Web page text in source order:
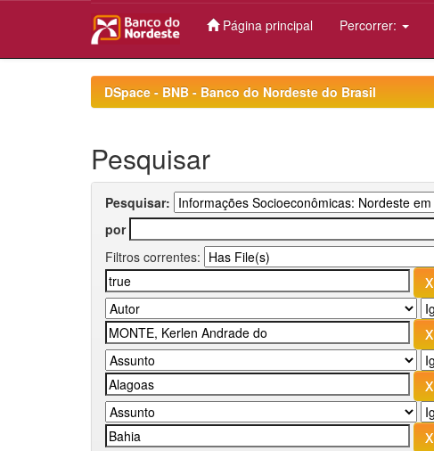
Página principal Percorrer:
DSpace - BNB - Banco do Nordeste do Brasil
Pesquisar
Pesquisar:
por
Filtros correntes: